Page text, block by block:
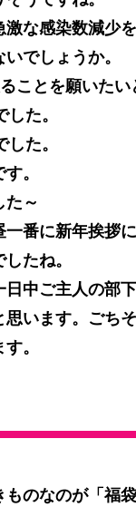
な感染数減少を
でしょうか。
ことを願いたい
た。
た。
。
た～
番に新年挨拶に
たね。
中ご主人の部
います。ごち
。
のなのが「福袋